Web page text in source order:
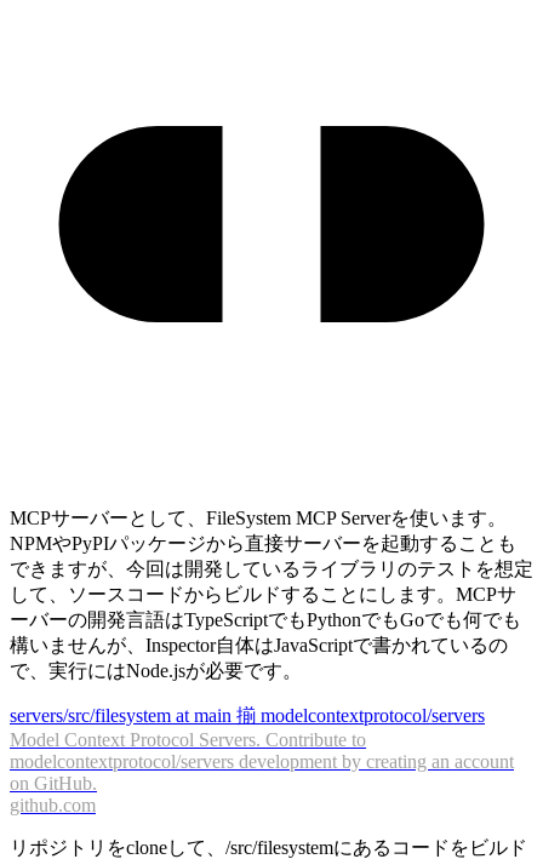
MCPサーバーとして、FileSystem MCP Serverを使います。
NPMやPyPIパッケージから直接サーバーを起動することも
できますが、今回は開発しているライブラリのテストを想定
して、ソースコードからビルドすることにします。MCPサ
ーバーの開発言語はTypeScriptでもPythonでもGoでも何でも
構いませんが、Inspector自体はJavaScriptで書かれているの
で、実行にはNode.jsが必要です。
servers/src/filesystem at main 揃 modelcontextprotocol/servers
Model Context Protocol Servers. Contribute to
modelcontextprotocol/servers development by creating an account
on GitHub.
github.com
リポジトリをcloneして、/src/filesystemにあるコードをビルド